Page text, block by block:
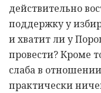
действительно
поддержку у
и хватит ли у
провести? Кроме
слаба в
практически